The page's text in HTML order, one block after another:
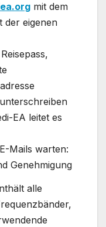
mit dem
der eigenen
EA leitet es
Mails warten:
Genehmigung
alle